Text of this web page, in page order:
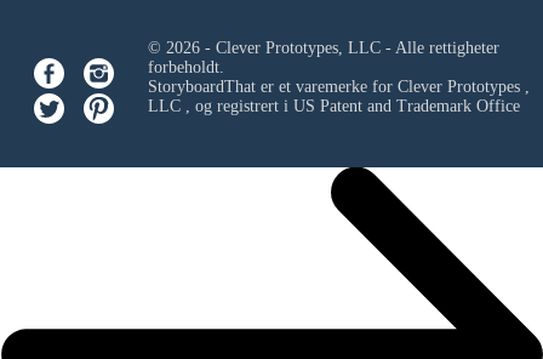
© 2026 - Clever Prototypes, LLC - Alle rettigheter
forbeholdt.
StoryboardThat er et varemerke for Clever Prototypes ,
LLC, og registrert i US Patent and Trademark Office